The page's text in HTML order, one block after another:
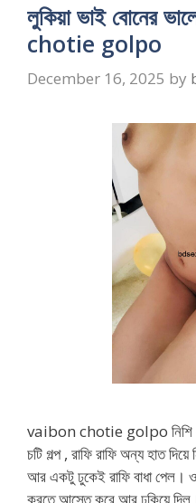
লুকিয়া ভাই বোনের
chotie golpo
December 16, 2025 by
vaibon chotie golpo নিশি
চটি গল্প , রাফি রাফি অন্য হাত
আর একটু ঢুকেই রাফি বাধা পেল।
করতে আস্তে করে আর ঢুকিয়ে